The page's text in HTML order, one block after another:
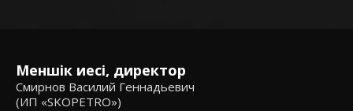
Меншік иесі, директор
Смирнов Василий Геннадьевич
(ИП «SKOPETRO»)